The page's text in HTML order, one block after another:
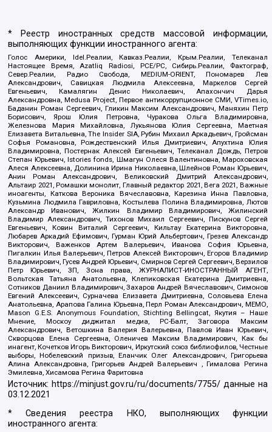
* Реестр иностранных средств массовой информации,
выполняющих функции иностранного агента:
Голос Америки, Idel.Реалии, Кавказ.Реалии, Крым.Реалии, Телеканал
Настоящее Время, Azatliq Radiosi, PCE/PC, Сибирь.Реалии, Фактограф,
Север.Реалии, Радио Свобода, MEDIUM-ORIENT, Пономарев Лев
Александрович, Савицкая Людмила Алексеевна, Маркелов Сергей
Евгеньевич, Камалягин Денис Николаевич, Апахончич Дарья
Александровна, Medusa Project, Первое антикоррупционное СМИ, VTimes.io,
Баданин Роман Сергеевич, Гликин Максим Александрович, Маняхин Петр
Борисович, Ярош Юлия Петровна, Чуракова Ольга Владимировна,
Железнова Мария Михайловна, Лукьянова Юлия Сергеевна, Маетная
Елизавета Витальевна, The Insider SIA, Рубин Михаил Аркадьевич, Гройсман
Софья Романовна, Рождественский Илья Дмитриевич, Апухтина Юлия
Владимировна, Постернак Алексей Евгеньевич, Телеканал Дождь, Петров
Степан Юрьевич, Istories fonds, Шмагун Олеся Валентиновна, Мароховская
Алеся Алексеевна, Долинина Ирина Николаевна, Шлейнов Роман Юрьевич,
Анин Роман Александрович, Великовский Дмитрий Александрович,
Альтаир 2021, Ромашки монолит, Главный редактор 2021, Вега 2021, Важные
иноагенты, Каткова Вероника Вячеславовна, Карезина Инна Павловна,
Кузьмина Людмила Гавриловна, Костылева Полина Владимировна, Лютов
Александр Иванович, Жилкин Владимир Владимирович, Жилинский
Владимир Александрович, Тихонов Михаил Сергеевич, Пискунов Сергей
Евгеньевич, Ковин Виталий Сергеевич, Кильтау Екатерина Викторовна,
Любарев Аркадий Ефимович, Гурман Юрий Альбертович, Грезев Александр
Викторович, Важенков Артем Валерьевич, Иванова София Юрьевна,
Пигалкин Илья Валерьевич, Петров Алексей Викторович, Егоров Владимир
Владимирович, Гусев Андрей Юрьевич, Смирнов Сергей Сергеевич, Верзилов
Петр Юрьевич, ЗП, Зона права, ЖУРНАЛИСТ-ИНОСТРАННЫЙ АГЕНТ,
Вольтская Татьяна Анатольевна, Клепиковская Екатерина Дмитриевна,
Сотников Даниил Владимирович, Захаров Андрей Вячеславович, Симонов
Евгений Алексеевич, Сурначева Елизавета Дмитриевна, Соловьева Елена
Анатольевна, Арапова Галина Юрьевна, Перл Роман Александрович, МЕМО,
Mason G.E.S. Anonymous Foundation, Stichting Bellingcat, Якутия – Наше
Мнение, Москоу диджитал медиа, РС-Балт, Заговора Максим
Александрович, Ветошкина Валерия Валерьевна, Павлов Иван Юрьевич,
Скворцова Елена Сергеевна, Оленичев Максим Владимирович, Как бы
инагент, Кочетков Игорь Викторович, Иркутский союз библиофилов, Честные
выборы, Нобелевский призыв, Еланчик Олег Александрович, Григорьева
Алина Александровна, Григорьев Андрей Валерьевич , Гималова Регина
Эмилевна, Хисамова Регина Фаритовна
Источник: https://minjust.gov.ru/ru/documents/7755/ данные на
03.12.2021
* Сведения реестра НКО, выполняющих функции
иностранного агента: